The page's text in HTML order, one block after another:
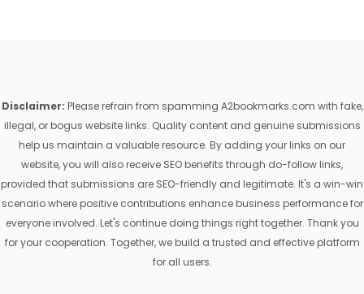
Disclaimer: Please refrain from spamming A2bookmarks.com with fake,
illegal, or bogus website links. Quality content and genuine submissions
help us maintain a valuable resource. By adding your links on our
website, you will also receive SEO benefits through do-follow links,
provided that submissions are SEO-friendly and legitimate. It's a win-win
scenario where positive contributions enhance business performance for
everyone involved. Let's continue doing things right together. Thank you
for your cooperation. Together, we build a trusted and effective platform
for all users.